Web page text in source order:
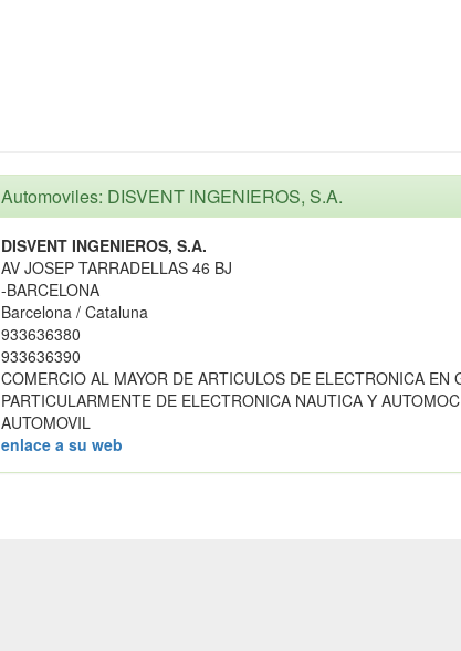
Automoviles: DISVENT INGENIEROS, S.A.
DISVENT INGENIEROS, S.A.
AV JOSEP TARRADELLAS 46 BJ
-BARCELONA
Barcelona / Cataluna
933636380
933636390
COMERCIO AL MAYOR DE ARTICULOS DE ELECTRONICA EN
PARTICULARMENTE DE ELECTRONICA NAUTICA Y
AUTOMOVIL
enlace a su web